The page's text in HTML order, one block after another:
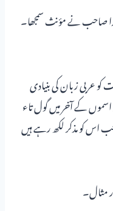
صاحب نے مؤنث سمجھا۔
عربی زبان کی بنیادی
کے آخر میں گول تاء
اس کو مذکر لکھ رہے ہیں
مثال۔